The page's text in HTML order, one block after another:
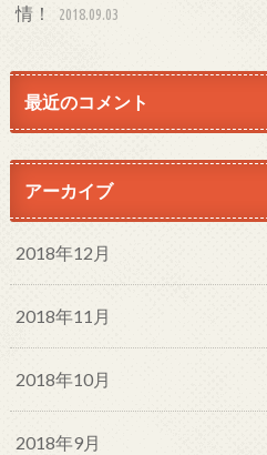
情！
2018.09.03
最近のコメント
アーカイブ
2018年12月
2018年11月
2018年10月
2018年9月